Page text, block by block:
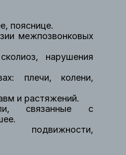
пояснице.
межпозвонковых
нарушения
плечи, колени,
и растяжений.
связанные с
подвижности,